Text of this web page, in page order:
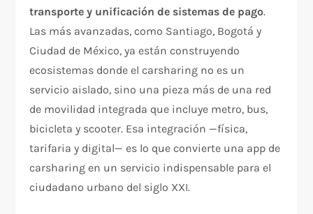
transporte y unificación de sistemas de pago.
Las más avanzadas, como Santiago, Bogotá y
Ciudad de México, ya están construyendo
ecosistemas donde el carsharing no es un
servicio aislado, sino una pieza más de una red
de movilidad integrada que incluye metro, bus,
bicicleta y scooter. Esa integración —física,
tarifaria y digital— es lo que convierte una app de
carsharing en un servicio indispensable para el
ciudadano urbano del siglo XXI.